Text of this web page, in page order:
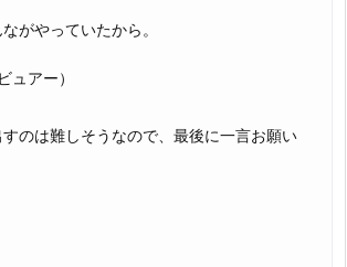
がやっていたから。
ュアー）
のは難しそうなので、最後に一言お願い